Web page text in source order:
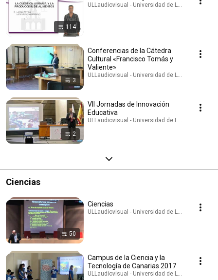
114
ULLaudiovisual - Universidad de La Laguna ·
3
Conferencias de la Cátedra
Cultural «Francisco Tomás y
Valiente»
ULLaudiovisual - Universidad de La Laguna ·
2
VII Jornadas de Innovación
Educativa
ULLaudiovisual - Universidad de La Laguna ·
Ciencias
50
Ciencias
ULLaudiovisual - Universidad de La Laguna ·
Campus de la Ciencia y la
Tecnología de Canarias 2017
ULLaudiovisual - Universidad de La Laguna ·